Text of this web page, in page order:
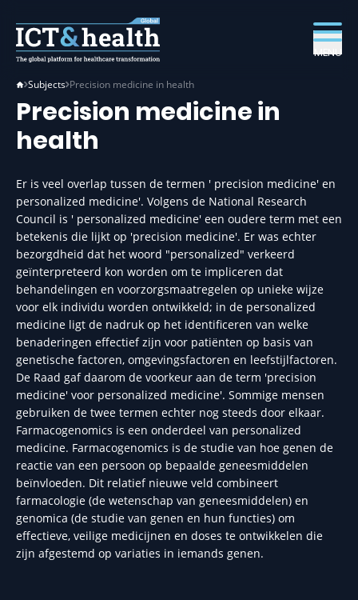
MENU
Subjects Precision medicine in health
Precision medicine in
health
Er is veel overlap tussen de termen ' precision medicine' en
personalized medicine'. Volgens de National Research
Council is ' personalized medicine' een oudere term met een
betekenis die lijkt op 'precision medicine'. Er was echter
bezorgdheid dat het woord "personalized" verkeerd
geïnterpreteerd kon worden om te impliceren dat
behandelingen en voorzorgsmaatregelen op unieke wijze
voor elk individu worden ontwikkeld; in de personalized
medicine ligt de nadruk op het identificeren van welke
benaderingen effectief zijn voor patiënten op basis van
genetische factoren, omgevingsfactoren en leefstijlfactoren.
De Raad gaf daarom de voorkeur aan de term 'precision
medicine' voor personalized medicine'. Sommige mensen
gebruiken de twee termen echter nog steeds door elkaar.
Farmacogenomics is een onderdeel van personalized
medicine. Farmacogenomics is de studie van hoe genen de
reactie van een persoon op bepaalde geneesmiddelen
beïnvloeden. Dit relatief nieuwe veld combineert
farmacologie (de wetenschap van geneesmiddelen) en
genomica (de studie van genen en hun functies) om
effectieve, veilige medicijnen en doses te ontwikkelen die
zijn afgestemd op variaties in iemands genen.